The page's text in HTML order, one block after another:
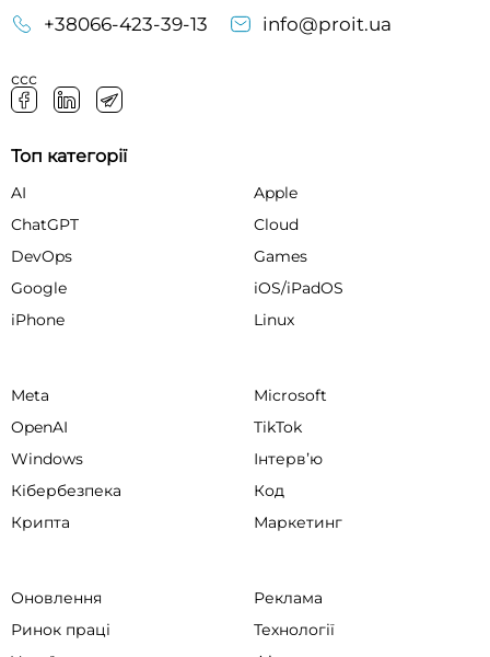
+38066-423-39-13
info@proit.ua
ссс
Топ категорії
AI
Apple
ChatGPT
Cloud
DevOps
Games
Google
iOS/iPadOS
iPhone
Linux
Meta
Microsoft
OpenAI
TikTok
Windows
Інтервʼю
Кібербезпека
Код
Крипта
Маркетинг
Оновлення
Реклама
Ринок праці
Технології